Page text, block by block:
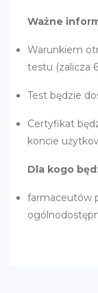
Ważne
Warunkiem
testu (zalicza
Test będzie
Certyfikat
koncie
Dla kogo
farmaceutów